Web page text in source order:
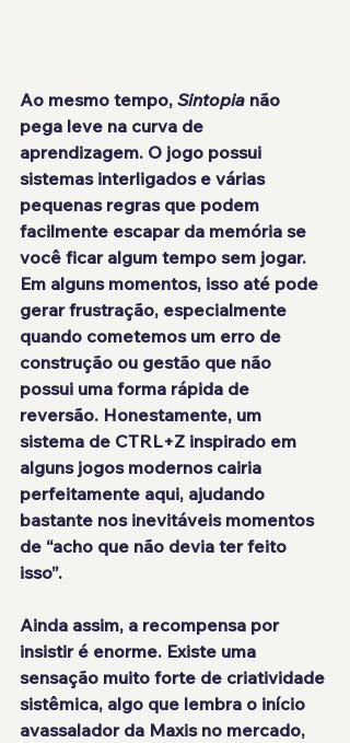
Ao mesmo tempo, Sintopia não
pega leve na curva de
aprendizagem. O jogo possui
sistemas interligados e várias
pequenas regras que podem
facilmente escapar da memória se
você ficar algum tempo sem jogar.
Em alguns momentos, isso até pode
gerar frustração, especialmente
quando cometemos um erro de
construção ou gestão que não
possui uma forma rápida de
reversão. Honestamente, um
sistema de CTRL+Z inspirado em
alguns jogos modernos cairia
perfeitamente aqui, ajudando
bastante nos inevitáveis momentos
de “acho que não devia ter feito
isso”.
Ainda assim, a recompensa por
insistir é enorme. Existe uma
sensação muito forte de criatividade
sistêmica, algo que lembra o início
avassalador da Maxis no mercado,